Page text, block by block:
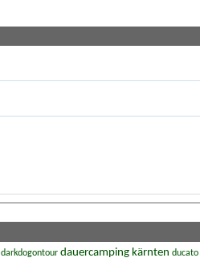
darkdogontour dauercamping kärnten ducato